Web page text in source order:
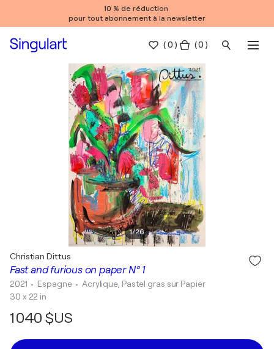
10 % de réduction
pour tout abonnement à la newsletter
(0 ) ( 0 )
1/26
Fast and furious on paper Nº 1
Christian Dittus
2021 • Espagne • Acrylique, Pastel gras sur Papier
30 x 22 in
1 040 $US